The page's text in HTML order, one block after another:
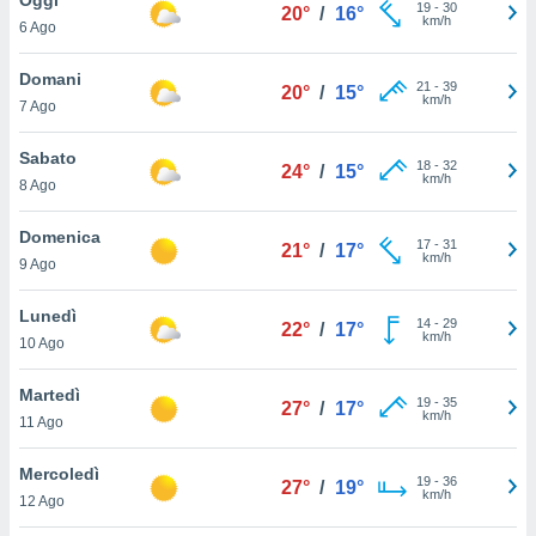
è
al sito
di
ci
di
il
un
la
nella
6 Ago
20° / 16° 19- 30
km/h
Domani
7 Ago
20° / 15° 21 - 39
km/h
Sabato
8 Ago
24° / 15° 18- 32
km/h
Domenica
9 Ago
21° / 17° 17- 31
km/h
Lunedì
10 Ago
22° / 17° 14- 29
km/h
Martedì
11 Ago
27° / 17° 19- 35
km/h
Mercoledì
12 Ago
27° / 19° 19- 36
km/h